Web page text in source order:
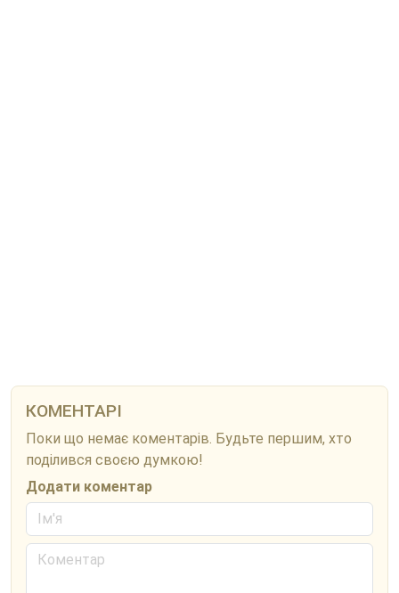
КОМЕНТАРІ
Поки що немає коментарів. Будьте першим, хто
поділився своєю думкою!
Додати коментар